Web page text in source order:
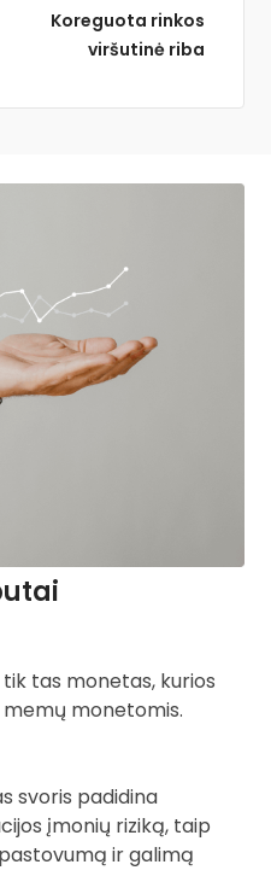
Koreguota rinkos
viršutinė riba
tas monetas, kurios
monetomis.
svoris padidina
įmonių riziką, taip
ir galimą